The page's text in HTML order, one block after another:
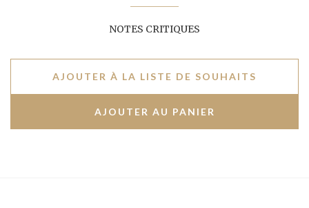
NOTES CRITIQUES
AJOUTER À LA LISTE DE SOUHAITS